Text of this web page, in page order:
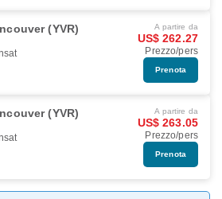
(YVR) A partire da
US$ 262.27
Prezzo/pers
Prenota
(YVR) A partire da
US$ 263.05
Prezzo/pers
Prenota